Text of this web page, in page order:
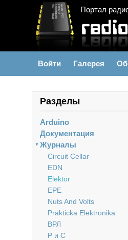
Портал
Войти Галерея
Разделы
Arduino
Документация
Журналы
▼
Circuit Cellar
EDN
Elektor
EPE
Nuts And Volts
Prakticka Elektronika
ВРЛ
Р и С